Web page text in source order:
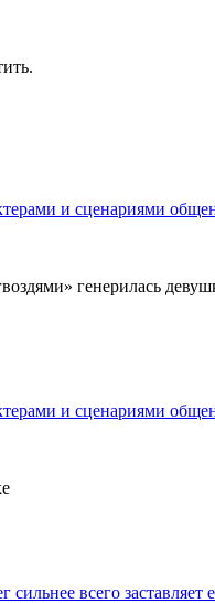
и сценариями
генерилась
и сценариями
всего заставляет